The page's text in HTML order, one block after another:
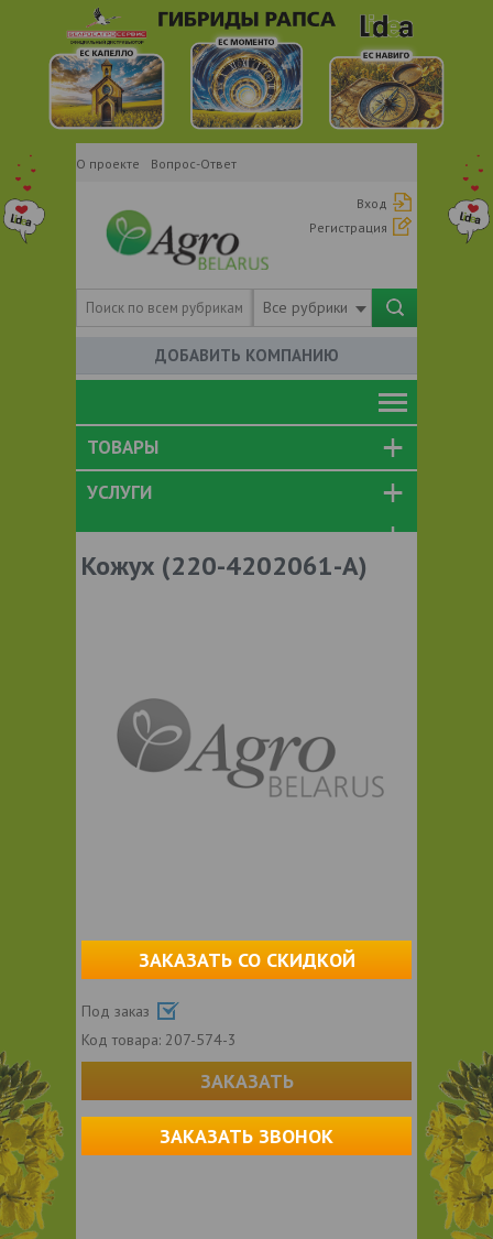
О проекте Вопрос-Ответ
Вход
Регистрация
Все рубрики
ДОБАВИТЬ КОМПАНИЮ
ТОВАРЫ
УСЛУГИ
Кожух (220-4202061-А)
ЗАКАЗАТЬ СО СКИДКОЙ
Под заказ
Код товара: 207-574-3
ЗАКАЗАТЬ
ЗАКАЗАТЬ ЗВОНОК